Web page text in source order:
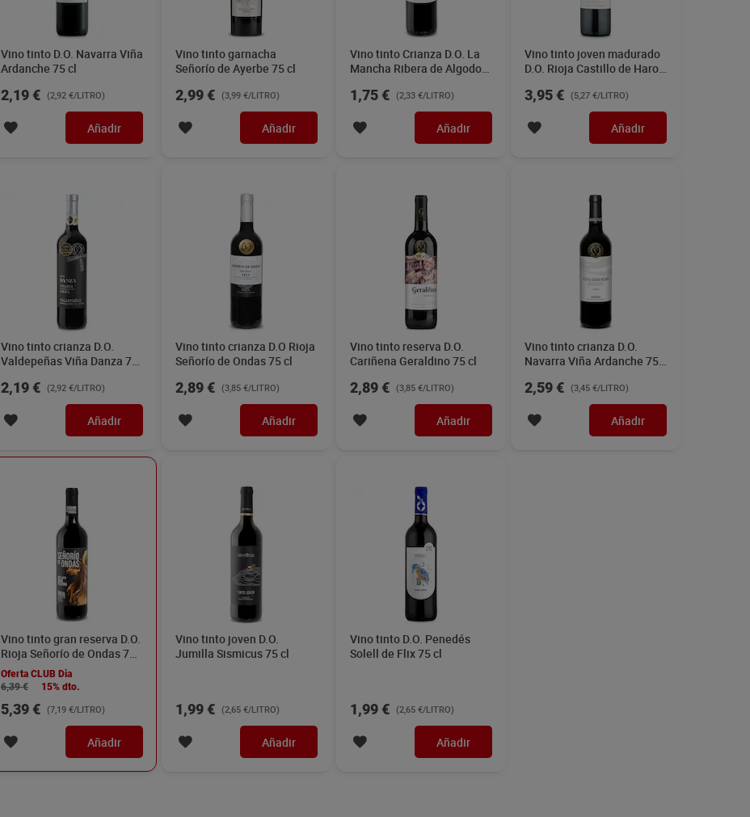
Vino tinto D.O. Navarra Viña
Ardanche 75 cl
2,19 € (2,92 €/LITRO)
Añadir
Vino tinto garnacha
Señorío de Ayerbe 75 cl
2,99 € (3,99 €/LITRO)
Añadir
Vino tinto Crianza D.O. La
Mancha Ribera de Algodor
1,75 € (2,33 €/LITRO)
Añadir
Vino tinto joven madurado
D.O. Rioja Castillo de Haro
3,95 € (5,27 €/LITRO)
Añadir
Vino tinto crianza D.O.
Valdepeñas Viña Danza 75
2,19 € (2,92 €/LITRO)
Añadir
Vino tinto crianza D.O Rioja
Señorío de Ondas 75 cl
2,89 € (3,85 €/LITRO)
Añadir
Vino tinto reserva D.O.
Cariñena Geraldino 75 cl
2,89 € (3,85 €/LITRO)
Añadir
Vino tinto crianza D.O.
Navarra Viña Ardanche 75
2,59 € (3,45 €/LITRO)
Añadir
Vino tinto gran reserva D.O.
Rioja Señorío de Ondas 75
cl
Oferta CLUB Dia
6,39 €
15% dto.
5,39 € (7,19 €/LITRO)
Añadir
Vino tinto joven D.O.
Jumilla Sismicus 75 cl
1,99 € (2,65 €/LITRO)
Añadir
Vino tinto D.O. Penedés
Solell de Flix 75 cl
1,99 € (2,65 €/LITRO)
Añadir